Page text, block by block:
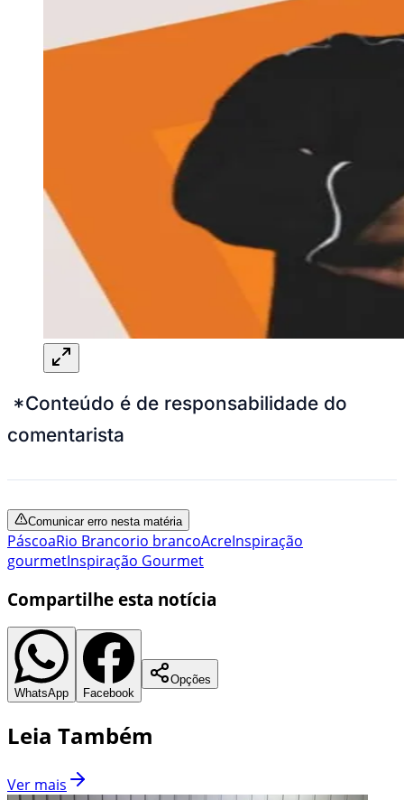
*Conteúdo é de responsabilidade do
comentarista
Comunicar erro nesta matéria
PáscoaRio Brancorio brancoAcreInspiração
gourmetInspiração Gourmet
Compartilhe esta notícia
WhatsApp Facebook
Opções
Leia Também
Ver mais